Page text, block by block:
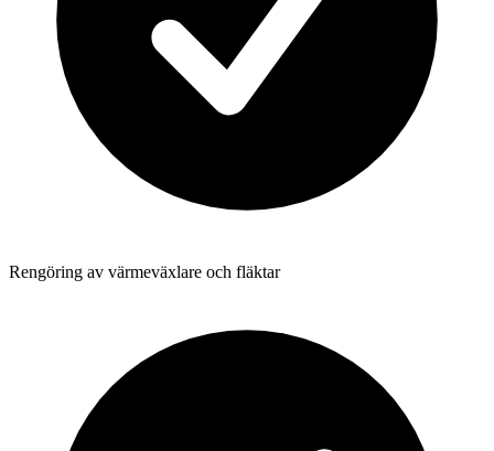
Rengöring av värmeväxlare och fläktar